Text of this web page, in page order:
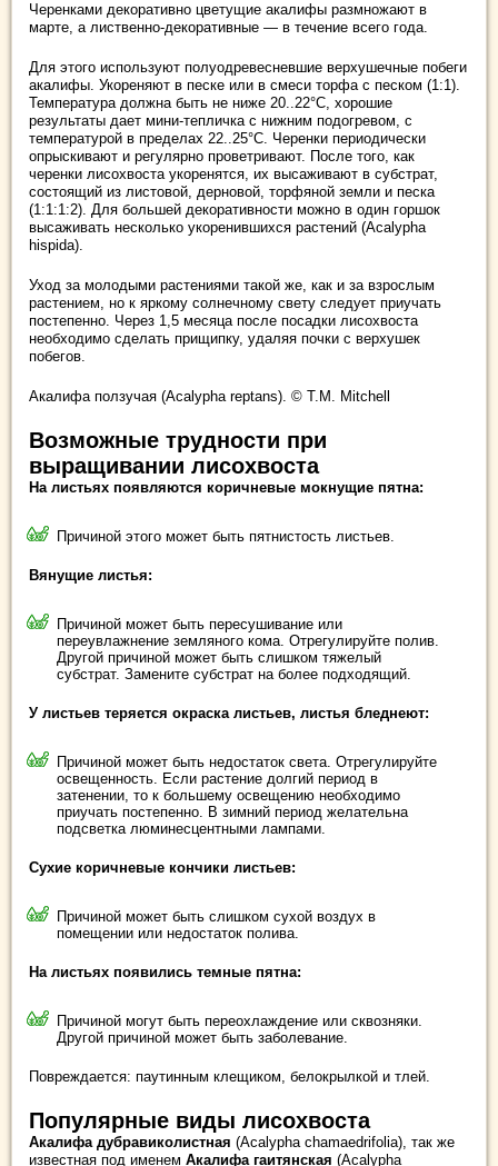
Черенками декоративно цветущие акалифы размножают в
марте, а лиственно-декоративные — в течение всего года.
Для этого используют полуодревесневшие верхушечные побеги
акалифы. Укореняют в песке или в смеси торфа с песком (1:1).
Температура должна быть не ниже 20..22°C, хорошие
результаты дает мини-тепличка с нижним подогревом, с
температурой в пределах 22..25°C. Черенки периодически
опрыскивают и регулярно проветривают. После того, как
черенки лисохвоста укоренятся, их высаживают в субстрат,
состоящий из листовой, дерновой, торфяной земли и песка
(1:1:1:2). Для большей декоративности можно в один горшок
высаживать несколько укоренившихся растений (Acalypha
hispida).
Уход за молодыми растениями такой же, как и за взрослым
растением, но к яркому солнечному свету следует приучать
постепенно. Через 1,5 месяца после посадки лисохвоста
необходимо сделать прищипку, удаляя почки с верхушек
побегов.
Акалифа ползучая (Acalypha reptans). © T.M. Mitchell
Возможные трудности при
выращивании лисохвоста
На листьях появляются коричневые мокнущие пятна:
Причиной этого может быть пятнистость листьев.
Вянущие листья:
Причиной может быть пересушивание или
переувлажнение земляного кома. Отрегулируйте полив.
Другой причиной может быть слишком тяжелый
субстрат. Замените субстрат на более подходящий.
У листьев теряется окраска листьев, листья бледнеют:
Причиной может быть недостаток света. Отрегулируйте
освещенность. Если растение долгий период в
затенении, то к большему освещению необходимо
приучать постепенно. В зимний период желательна
подсветка люминесцентными лампами.
Сухие коричневые кончики листьев:
Причиной может быть слишком сухой воздух в
помещении или недостаток полива.
На листьях появились темные пятна:
Причиной могут быть переохлаждение или сквозняки.
Другой причиной может быть заболевание.
Повреждается: паутинным клещиком, белокрылкой и тлей.
Популярные виды лисохвоста
Акалифа дубравиколистная (Acalypha chamaedrifolia), так же
известная под именем Акалифа гаитянская (Acalypha